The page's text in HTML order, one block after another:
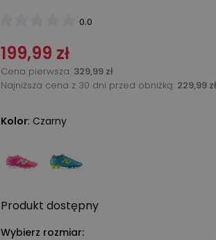
0.0
199,99 zł
Cena pierwsza: 329,99 zł
Najniższa cena z 30 dni przed obniżką: 229,99 zł
Kolor: Czarny
Produkt dostępny
Wybierz rozmiar: